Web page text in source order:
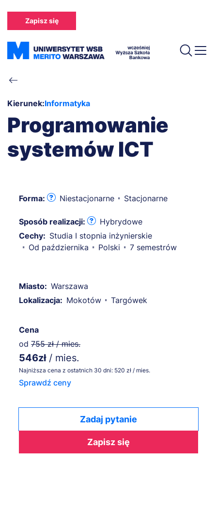
treści
Zapisz się
Ścieżka
nawigacyjna
Kierunek:Informatyka
Programowanie
systemów ICT
Forma: Niestacjonarne Stacjonarne
Sposób realizacji:
Hybrydowe
Cechy: Studia I stopnia inżynierskie
Od października
Polski 7 semestrów
Miasto: Warszawa
Lokalizacja: Mokotów Targówek
Cena
od 755 zł / mies.
546zł / mies.
Najniższa cena z ostatnich 30 dni: 520 zł / mies.
Sprawdź ceny
Zadaj pytanie
Zapisz się